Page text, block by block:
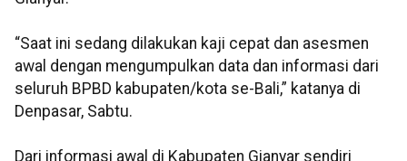
“Saat ini sedang dilakukan kaji cepat dan asesmen
awal dengan mengumpulkan data dan informasi dari
seluruh BPBD kabupaten/kota se-Bali,” katanya di
Denpasar, Sabtu.
Dari informasi awal di Kabupaten Gianyar sendiri